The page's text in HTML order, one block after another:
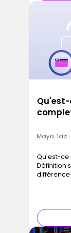
Qu'est-
Maya Tazi
Qu'est-ce
Définition
différence